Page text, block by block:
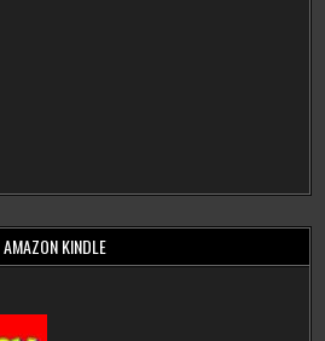
AMAZON KINDLE